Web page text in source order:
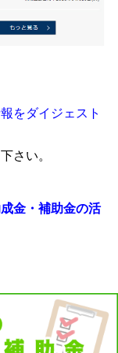
をダイジェスト
さい。
金・補助金の活